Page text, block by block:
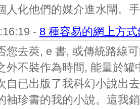
人化他們的媒介進水閘。
- 8 種容易的網上方
您去莢, e 書, 或傳統路線
外不裝作為時間, 能量於
自已出版了我科幻小說出
袖珍書的我的小說。這我